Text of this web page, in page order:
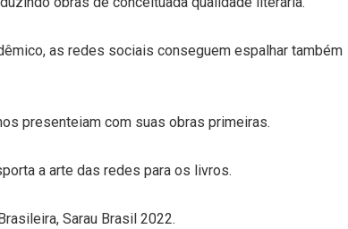
as redes sociais conseguem espalhar também
presenteiam com suas obras primeiras.
a arte das redes para os livros.
Sarau Brasil 2022.